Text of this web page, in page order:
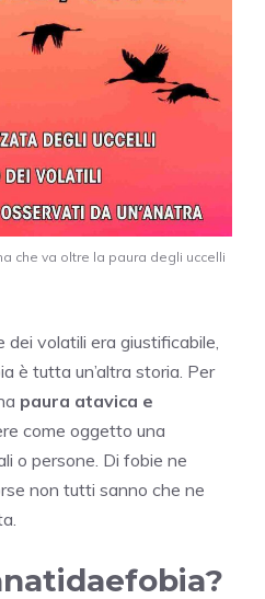
che va oltre la paura degli uccelli
dei volatili era giustificabile,
è tutta un’altra storia. Per
paura atavica e
come oggetto una
o persone. Di fobie ne
non tutti sanno che ne